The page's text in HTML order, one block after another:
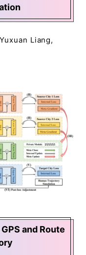
Liang,
and Route